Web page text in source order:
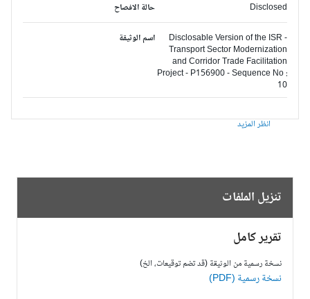
حالة الافصاح Disclosed
اسم الوثيقة
Disclosable Version of the ISR -
Transport Sector Modernization
and Corridor Trade Facilitation
Project - P156900 - Sequence No :
انظر المزيد
تنزيل الملفات
تقرير كامل
نسخة رسمية من الوثيقة (قد تضم توقيعات، الخ)
نسخة رسمية (PDF)